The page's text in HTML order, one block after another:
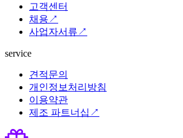
고객센터
채용↗
사업자서류↗
service
견적문의
개인정보처리방침
이용약관
제조 파트너십↗